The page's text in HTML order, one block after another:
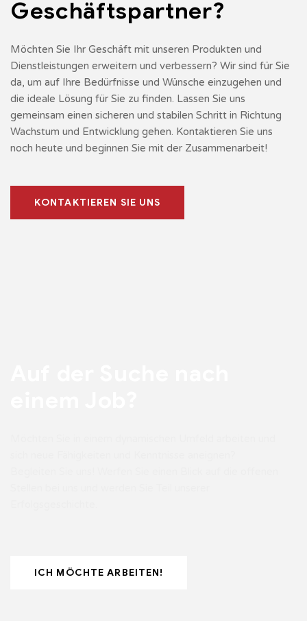
Geschäftspartner?
Möchten Sie Ihr Geschäft mit unseren Produkten und
Dienstleistungen erweitern und verbessern? Wir sind für Sie
da, um auf Ihre Bedürfnisse und Wünsche einzugehen und
die ideale Lösung für Sie zu finden. Lassen Sie uns
gemeinsam einen sicheren und stabilen Schritt in Richtung
Wachstum und Entwicklung gehen. Kontaktieren Sie uns
noch heute und beginnen Sie mit der Zusammenarbeit!
KONTAKTIEREN SIE UNS
ICH MÖCHTE ARBEITEN!